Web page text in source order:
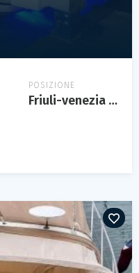
POSIZIONE
Friuli-venezia giulia